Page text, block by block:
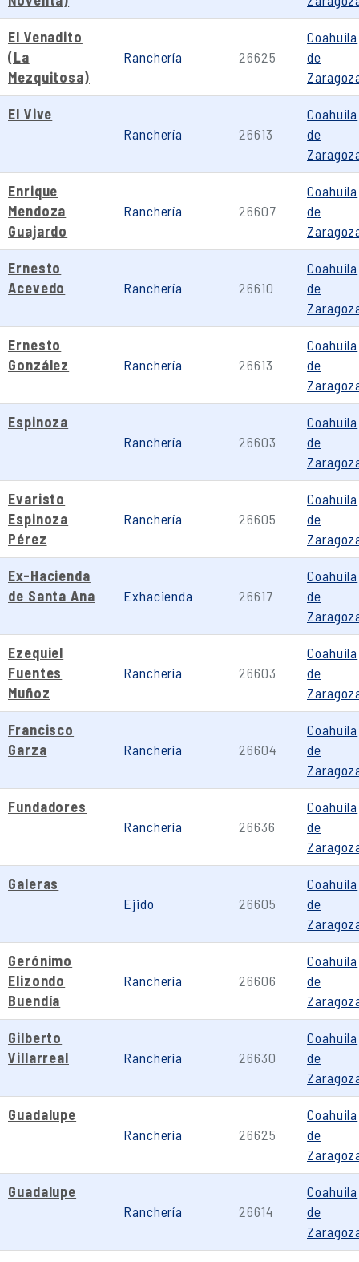
El Venadito
(La
Mezquitosa)
Ranchería 26625
Coahuila
de
El Vive
Ranchería
26613
Coahuila
de
Enrique
Mendoza
Guajardo
Ranchería 26607
Coahuila
de
Ernesto
Acevedo
Ranchería 26610
Coahuila
de
Ernesto
González
Ranchería 26613
Coahuila
de
Espinoza
Ranchería
26603
Coahuila
de
Evaristo
Espinoza
Pérez
Ranchería 26605
Coahuila
de
Ex-Hacienda
de Santa Ana
Exhacienda 26617
Coahuila
de
Ezequiel
Fuentes
Muñoz
Ranchería 26603
Coahuila
de
Francisco
Garza
Ranchería 26604
Coahuila
de
Fundadores
Ranchería
26636
Coahuila
de
Galeras
Ejido
26605
Coahuila
de
Gerónimo
Elizondo
Buendía
Ranchería 26606
Coahuila
de
Gilberto
Villarreal
Ranchería 26630
Coahuila
de
Guadalupe
Ranchería
26625
Coahuila
de
Guadalupe
Ranchería
26614
Coahuila
de